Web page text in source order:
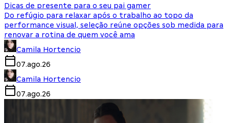
Dicas de presente para o seu pai gamer
Do refúgio para relaxar após o trabalho ao topo da
performance visual, seleção reúne opções sob medida para
renovar a rotina de quem você ama
Camila Hortencio
07.ago.26
Camila Hortencio
07.ago.26